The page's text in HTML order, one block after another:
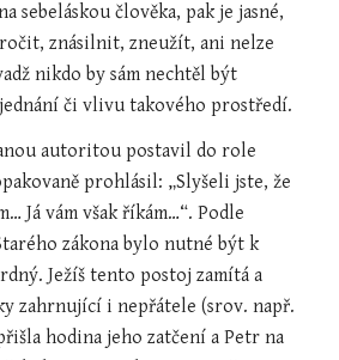
sebeláskou člověka, pak je jasné,
znásilnit, zneužít, ani nelze
nikdo by sám nechtěl být
či vlivu takového prostředí.
autoritou postavil do role
prohlásil: „Slyšeli jste, že
Já vám však říkám…“. Podle
zákona bylo nutné být k
Ježíš tento postoj zamítá a
zahrnující i nepřátele (srov. např.
hodina jeho zatčení a Petr na